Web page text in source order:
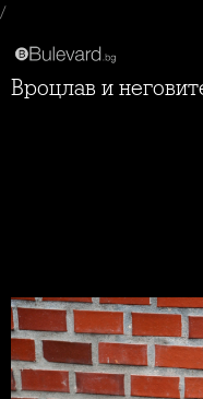
/
Вроцлав и